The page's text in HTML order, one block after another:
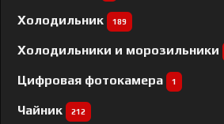
Холодильник 189
Холодильники и морозильники
Цифровая фотокамера 1
Чайник 212